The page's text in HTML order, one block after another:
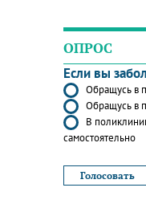
ОПРОС
Если вы
Обращусь в
Обращусь в
В
самостоятельно